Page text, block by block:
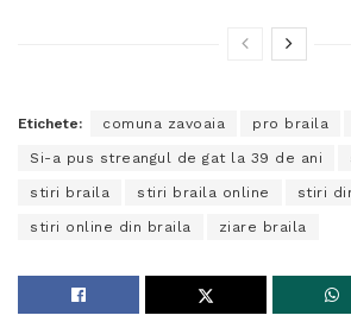
Etichete: comuna zavoaia pro braila
Si-a pus streangul de gat la 39 de ani
stiri braila stiri braila online stiri
stiri online din braila ziare braila